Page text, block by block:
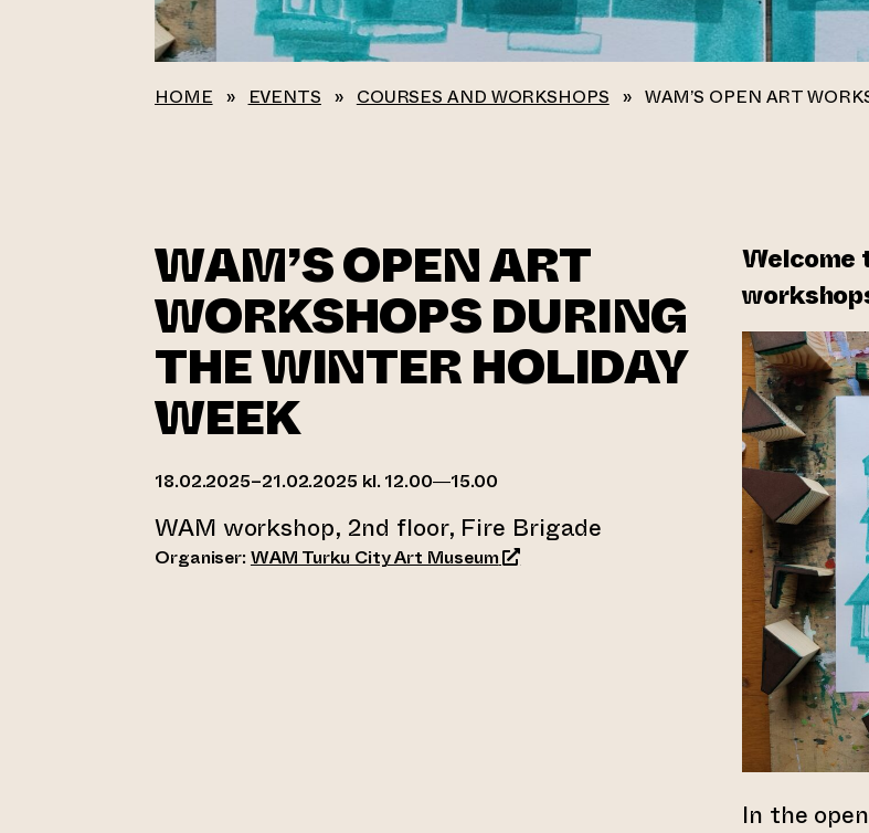
HOME » EVENTS » COURSES AND WORKSHOPS » WAM’S OPEN ART
WAM’S OPEN ART
WORKSHOPS DURING
THE WINTER HOLIDAY
WEEK
18.02.2025–21.02.2025 kl. 12.00—15.00
WAM workshop, 2nd floor, Fire Brigade
Organiser: WAM Turku City Art Museum(opens an external website)
Welcome
In the